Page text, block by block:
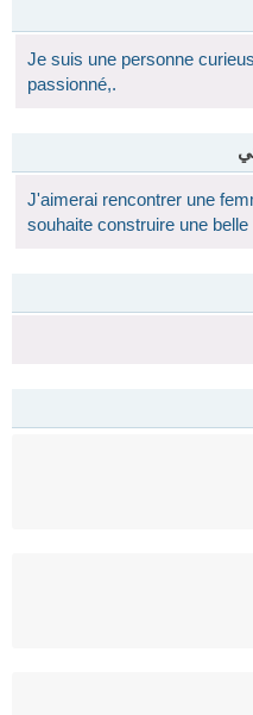
Je suis une personne
passionné,.
J'aimerai rencontrer une
souhaite construire une belle